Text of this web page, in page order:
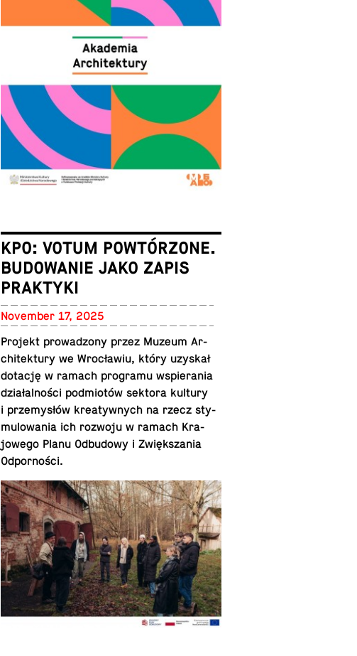
KPO: VOTUM POWTÓRZONE.
BUDOWANIE JAKO ZAPIS
PRAKTYKI
No­vem­ber 17, 2025
Projekt prowad­zony przez Muzeum Ar­
chitek­tury we Wrocławiu, który uzyskał
dotację w ramach pro­gramu wspiera­nia
działalności podmiotów sektora kultury
i przemysłów kreaty­wnych na rzecz sty­
mu­lowa­nia ich rozwoju w ramach Kra­
jowego Planu Odbu­dowy i Zwiększania
Odporności.